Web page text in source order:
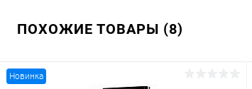
ПОХОЖИЕ ТОВАРЫ (8)
Новинка